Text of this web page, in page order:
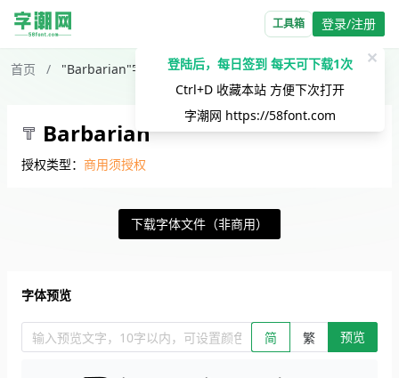
工具箱 登录/注册
登陆后，每日签到 每天可下载1次
Ctrl+D 收藏本站 方便下次打开
字潮网 https://58font.com
✕
首页 / "Barbarian"字体下载
Barbarian
授权类型： 商用须授权
下载字体文件（非商用）
字体预览
输入预览文字，10字以内，可设置颜色、大小、简繁。回车查看效
简 繁 预览